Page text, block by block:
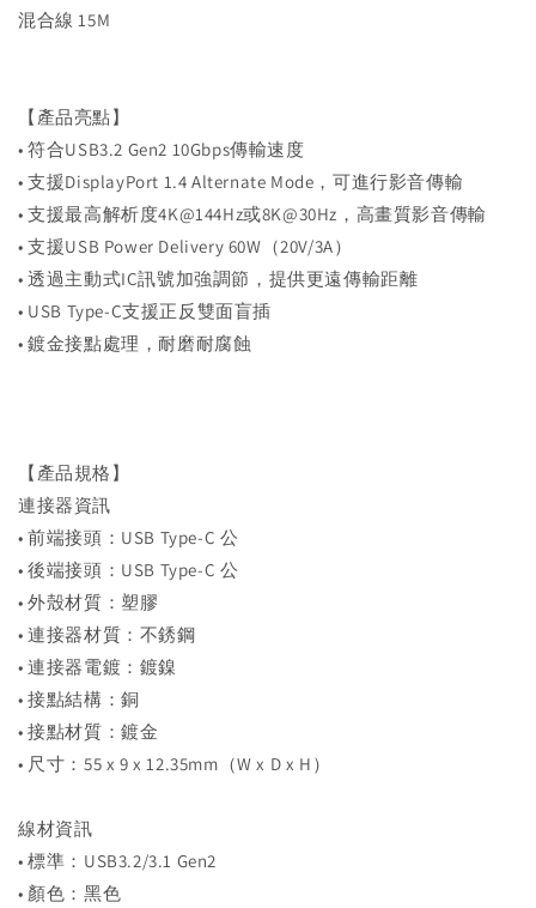
混合線 15M
【產品亮點】
• 符合USB3.2 Gen2 10Gbps傳輸速度
• 支援DisplayPort 1.4 Alternate Mode，可進行影音傳輸
• 支援最高解析度4K@144Hz或8K@30Hz，高畫質影音傳輸
• 支援USB Power Delivery 60W（20V/3A）
• 透過主動式IC訊號加強調節，提供更遠傳輸距離
• USB Type-C支援正反雙面盲插
• 鍍金接點處理，耐磨耐腐蝕
【產品規格】
連接器資訊
• 前端接頭：USB Type-C 公
• 後端接頭：USB Type-C 公
• 外殼材質：塑膠
• 連接器材質：不銹鋼
• 連接器電鍍：鍍鎳
• 接點結構：銅
• 接點材質：鍍金
• 尺寸：55 x 9 x 12.35mm（W x D x H）
線材資訊
• 標準：USB3.2/3.1 Gen2
• 顏色：黑色